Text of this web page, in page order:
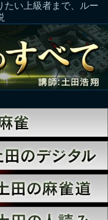
たい上級者まで、ルー